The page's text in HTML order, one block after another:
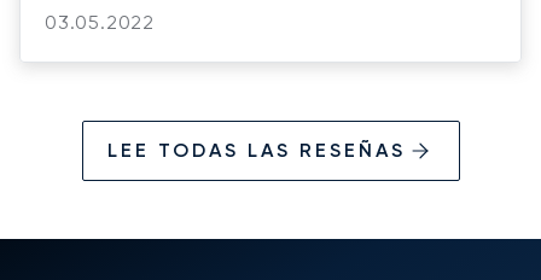
03.05.2022
LEE TODAS LAS RESEÑAS